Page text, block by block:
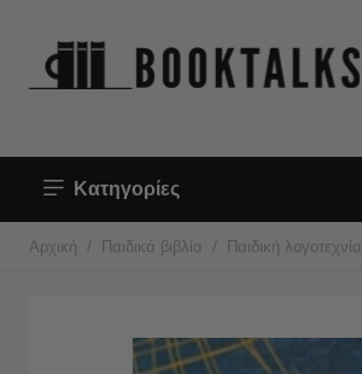
Κατηγορίες
Αρχική / Παιδικά βιβλία / Παιδική λογοτεχνία